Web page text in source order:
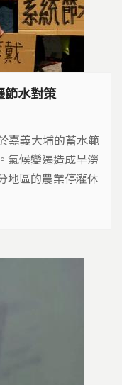
節水對策
嘉義大埔的蓄水範
氣候變遷造成旱澇
地區的農業停灌休
荒漠，影響生